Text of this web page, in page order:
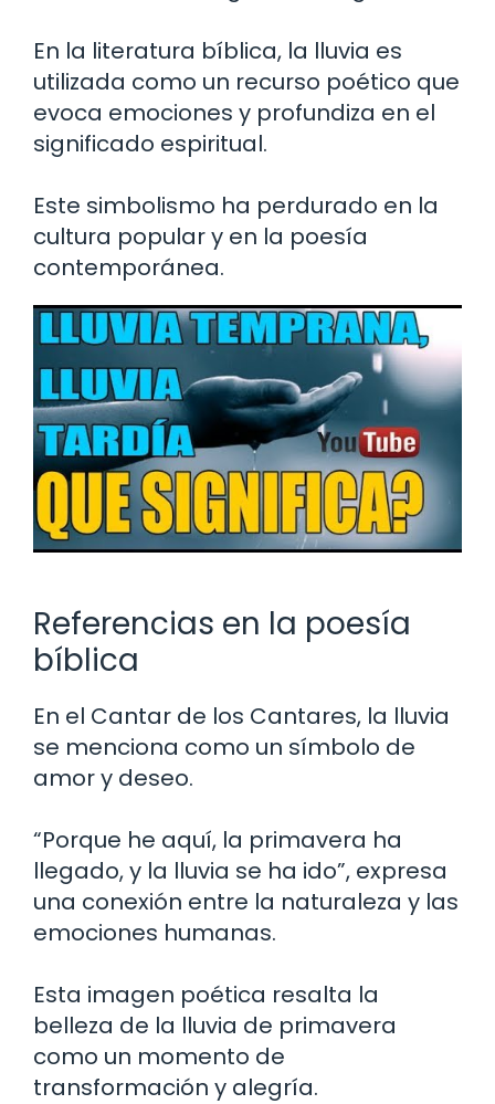
En la literatura bíblica, la lluvia es
utilizada como un recurso poético que
evoca emociones y profundiza en el
significado espiritual.
Este simbolismo ha perdurado en la
cultura popular y en la poesía
contemporánea.
Referencias en la poesía
bíblica
En el Cantar de los Cantares, la lluvia
se menciona como un símbolo de
amor y deseo.
“Porque he aquí, la primavera ha
llegado, y la lluvia se ha ido”, expresa
una conexión entre la naturaleza y las
emociones humanas.
Esta imagen poética resalta la
belleza de la lluvia de primavera
como un momento de
transformación y alegría.